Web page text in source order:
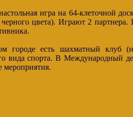
игра на 64-клеточной
цвета). Играют 2
городе есть шахматный клуб
вида спорта. В Международный
мероприятия.